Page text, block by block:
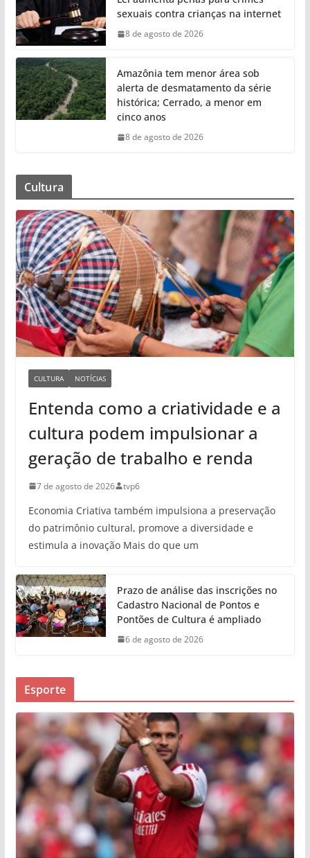
sexuais contra crianças na internet
8 de agosto de 2026
Amazônia tem menor área sob
alerta de desmatamento da série
histórica; Cerrado, a menor em
cinco anos
8 de agosto de 2026
Cultura
CULTURA NOTÍCIAS
Entenda como a criatividade e a
cultura podem impulsionar a
geração de trabalho e renda
7 de agosto de 2026 tvp6
Economia Criativa também impulsiona a preservação
do patrimônio cultural, promove a diversidade e
estimula a inovação Mais do que um
Prazo de análise das inscrições no
Cadastro Nacional de Pontos e
Pontões de Cultura é ampliado
6 de agosto de 2026
Esporte